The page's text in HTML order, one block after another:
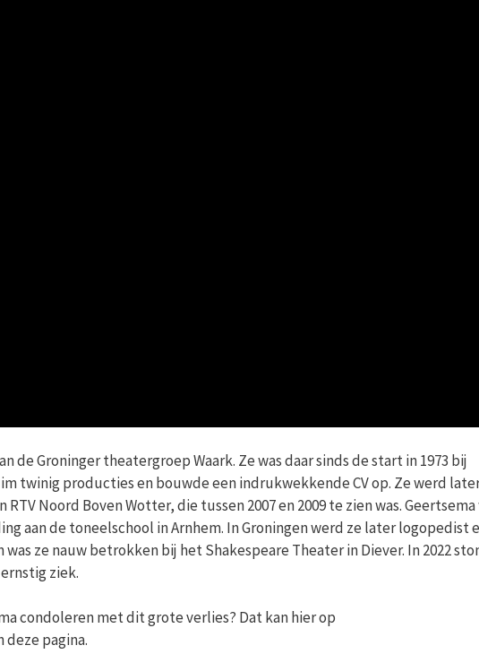
de Groninger theatergroep Waark. Ze was daar sinds de start in 1973 bij
twinig producties en bouwde een indrukwekkende CV op. Ze werd
Noord Boven Wotter, die tussen 2007 en 2009 te zien was.
aan de toneelschool in Arnhem. In Groningen werd ze later logopedist
ze nauw betrokken bij het Shakespeare Theater in Diever. In 2022
ziek.
condoleren met dit grote verlies? Dat kan hier op
deze pagina.